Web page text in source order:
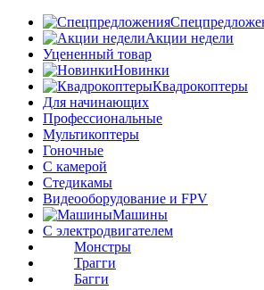
Акции недели
Уцененный товар
Новинки
Квадрокоптеры
Для начинающих
Профессиональные
Мультикоптеры
Гоночные
C камерой
Стедикамы
Видеооборудование и FPV
Машины
С электродвигателем
Монстры
Трагги
Багги